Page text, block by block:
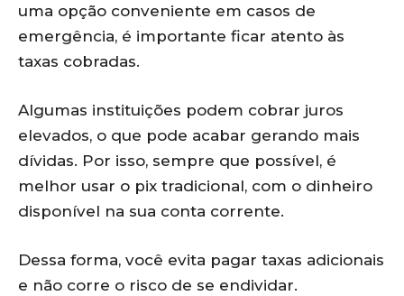
uma opção conveniente em casos de
emergência, é importante ficar atento às
taxas cobradas.
Algumas instituições podem cobrar juros
elevados, o que pode acabar gerando mais
dívidas. Por isso, sempre que possível, é
melhor usar o pix tradicional, com o dinheiro
disponível na sua conta corrente.
Dessa forma, você evita pagar taxas adicionais
e não corre o risco de se endividar.